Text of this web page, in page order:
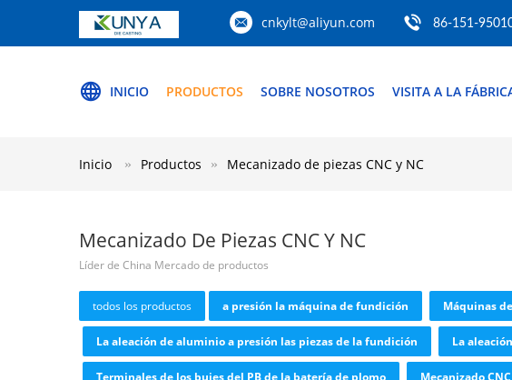
cnkylt@aliyun.com 86-151-
INICIO PRODUCTOS SOBRE NOSOTROS VISITA A LA
Inicio Productos Mecanizado de piezas CNC y NC
Mecanizado De Piezas CNC Y NC
Líder de China Mercado de productos
todos los productos a presión la máquina de fundición Máquinas
La aleación de aluminio a presión las piezas de la fundición La
Terminales de los bujes del PB de la batería de plomo Mecanizado CNC